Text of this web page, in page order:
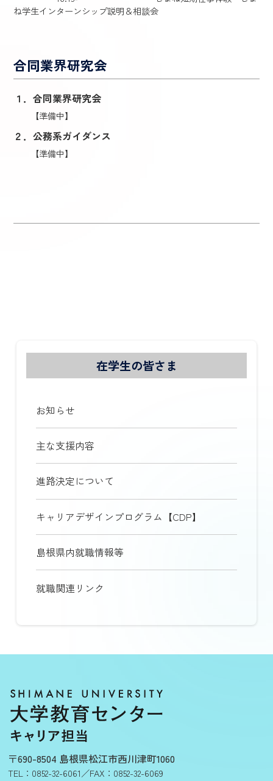
ね学生インターンシップ説明＆相談会
合同業界研究会
１．合同業界研究会
【準備中】
２．公務系ガイダンス
【準備中】
在学生の皆さま
お知らせ
主な支援内容
進路決定について
キャリアデザインプログラム【CDP】
島根県内就職情報等
就職関連リンク
〒690-8504 島根県松江市西川津町1060
TEL： 0852-32-6061／FAX：0852-32-6069